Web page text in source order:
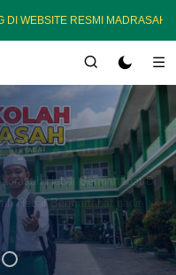
RESMI MADRASAH
Melalui
adalah langkah cerdas
terbaik berupa pendidikan
kecerdasan intelektual,
keteguhan iman dan